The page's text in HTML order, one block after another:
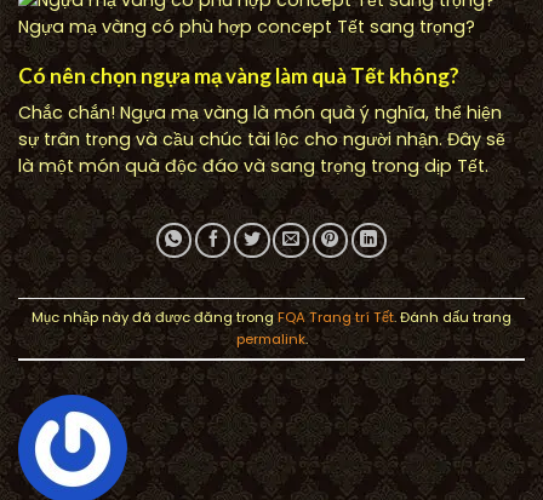
Ngựa mạ vàng có phù hợp concept Tết sang trọng?
Có nên chọn ngựa mạ vàng làm quà Tết không?
Chắc chắn! Ngựa mạ vàng là món quà ý nghĩa, thể hiện
sự trân trọng và cầu chúc tài lộc cho người nhận. Đây sẽ
là một món quà độc đáo và sang trọng trong dịp Tết.
Mục nhập này đã được đăng trong FQA Trang trí Tết. Đánh dấu trang
permalink.